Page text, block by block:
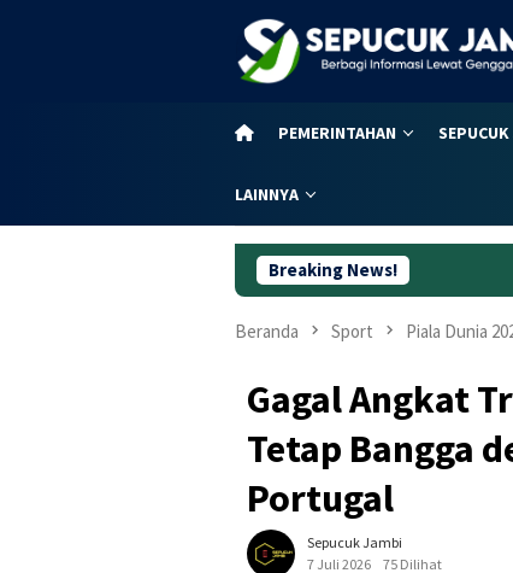
PEMERINTAHAN
LAINNYA
Breaking News!Dugaan Korupsi
Beranda Sport Piala Dunia
Gagal Angkat
Tetap Bangga
Portugal
Sepucuk Jambi
7 Juli 2026
75 Dilihat